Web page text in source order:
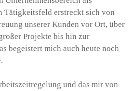
Tätigkeitsfeld erstreckt sich von
unserer Kunden vor Ort, über
Projekte bis hin zur
begeistert mich auch heute noch
und das mir von